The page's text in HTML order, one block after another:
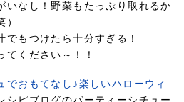
いなし！野菜もたっぷり取れるか
）
でもつけたら十分すぎる！
てください～！！
でおもてなし♪楽しいハローウィ